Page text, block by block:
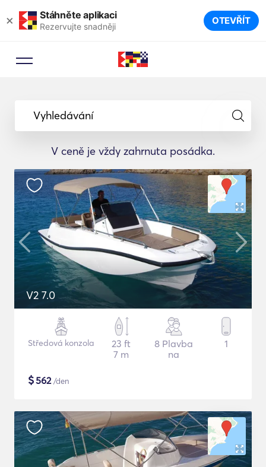
× Stáhněte aplikaci
Rezervujte snadněji OTEVŘÍT
Vyhledávání
V ceně je vždy zahrnuta posádka.
V2 7.0
Středová konzola
23 ft
7 m
8 Plavba
na
1
$562/den